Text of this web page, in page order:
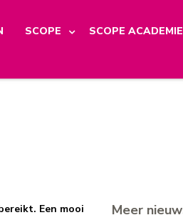
SCOPE SCOPE ACADEMIE
Een mooi
Meer